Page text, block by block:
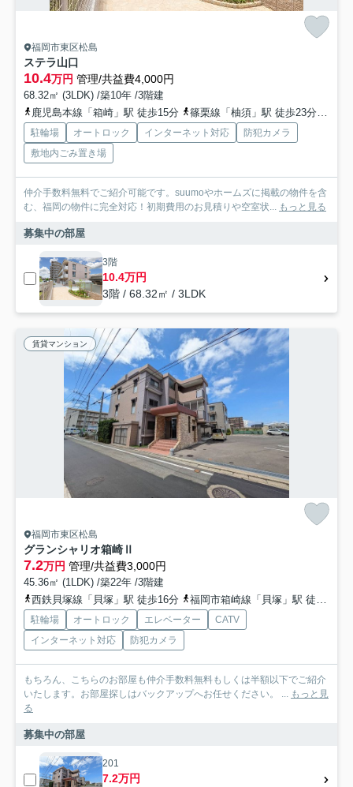
福岡市東区松島
ステラ山口
10.4万円 管理/共益費4,000円
68.32㎡ (3LDK) /築10年 /3階建
鹿児島本線「箱崎」駅 徒歩15分
篠栗線「柚須」駅 徒歩23分
駐輪場 オートロック インターネット対応
防犯カメラ
敷地内ごみ置き場
仲介手数料無料でご紹介可能です。suumoやホームズに掲載の物件を含
む、福岡の物件に完全対応！初期費用のお見積りや空室状... もっと見る
募集中の部屋
3階
10.4万円
3階 / 68.32㎡ / 3LDK
賃貸マンション
福岡市東区松島
グランシャリオ箱崎Ⅱ
7.2万円 管理/共益費3,000円
45.36㎡ (1LDK) /築22年 /3階建
西鉄貝塚線「貝塚」駅 徒歩16分
福岡市箱崎線「貝塚」駅 徒歩16分
駐輪場 オートロック エレベーター
CATV
インターネット対応
防犯カメラ
もちろん、こちらのお部屋も仲介手数料無料もしくは半額以下でご紹介
いたします。お部屋探しはバックアップへお任せください。 ... もっと見
る
募集中の部屋
201
7.2万円